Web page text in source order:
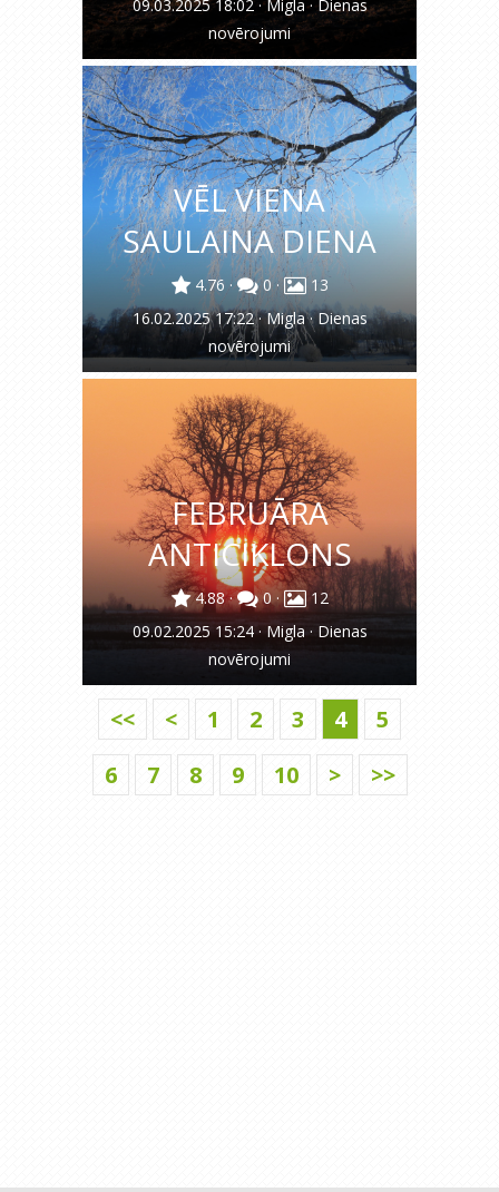
09.03.2025 18:02 · Migla· Dienas
novērojumi
VĒL VIENA
SAULAINA DIENA
4.76· 0·
13
16.02.2025 17:22·Migla·Dienas
novērojumi
FEBRUĀRA
ANTICIKLONS
4.88· 0·
12
09.02.2025 15:24·Migla · Dienas
novērojumi
<< < 1 2 3 4
5
6
7 8 9 10 > >>